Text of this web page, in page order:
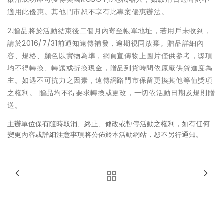
適用此優惠。其他門市恕不享有此專案優惠辦法。
2.贈品將於活動結束後二個月內寄至帳單地址，若用戶未收到，
請於2016/7/31前通知遠傳補發，逾期視同放棄。贈品詳細內
容、規格、顏色以實物為準，網頁宣傳物上圖片僅供參考，獎項
均不得轉換、轉讓或折換現金，贈品到貨時間依原廠供貨進度為
主。如遇不可抗力之因素，遠傳網路門市保留更換其他等值獎項
之權利。 贈品均不得要求轉換或更改，一切依活動日期及規則贈
送。
主辦單位保有隨時取消、終止、修改或暫停活動之權利，如有任何
變更內容或詳細注意事項將公佈於本活動網站，恕不另行通知。